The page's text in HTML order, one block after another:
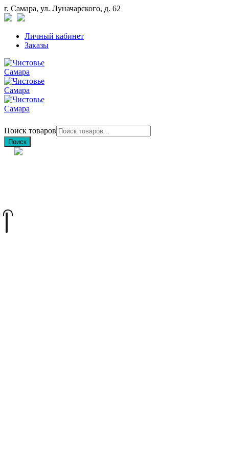
г. Самара, ул. Луначарского, д. 62
Личный кабинет
Заказы
Поиск товаров
Поиск